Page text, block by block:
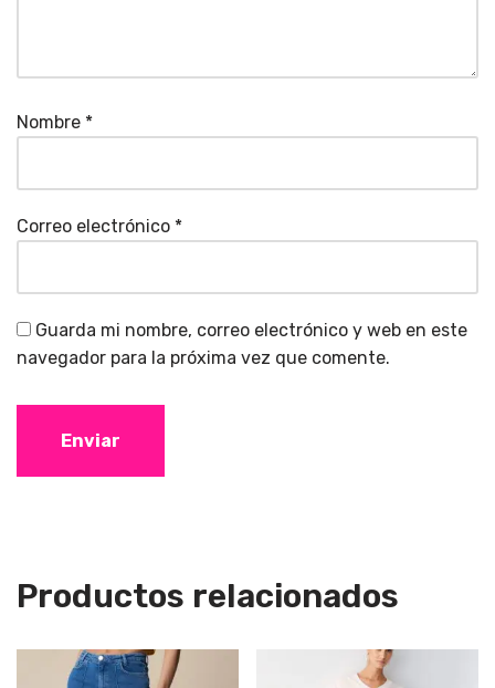
Nombre *
Correo electrónico *
Guarda mi nombre, correo electrónico y web en este
navegador para la próxima vez que comente.
Productos relacionados